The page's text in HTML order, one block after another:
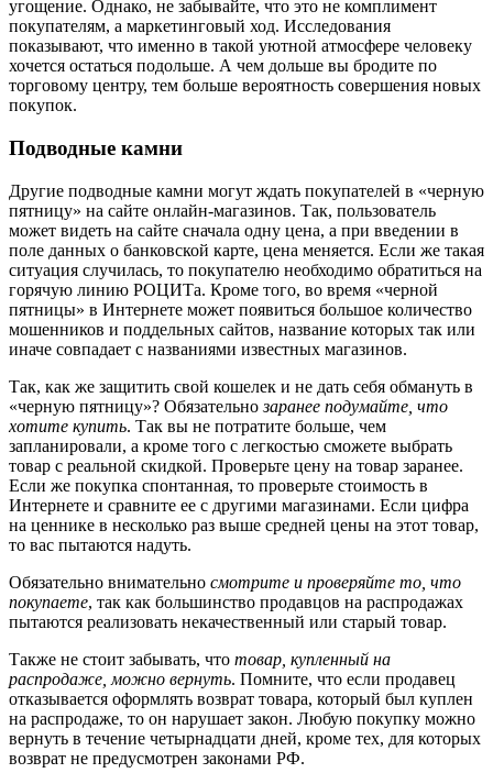
угощение. Однако, не забывайте, что это не комплимент
покупателям, а маркетинговый ход. Исследования
показывают, что именно в такой уютной атмосфере человеку
хочется остаться подольше. А чем дольше вы бродите по
торговому центру, тем больше вероятность совершения новых
покупок.
Подводные камни
Другие подводные камни могут ждать покупателей в «черную
пятницу» на сайте онлайн-магазинов. Так, пользователь
может видеть на сайте сначала одну цена, а при введении в
поле данных о банковской карте, цена меняется. Если же такая
ситуация случилась, то покупателю необходимо обратиться на
горячую линию РОЦИТа. Кроме того, во время «черной
пятницы» в Интернете может появиться большое количество
мошенников и поддельных сайтов, название которых так или
иначе совпадает с названиями известных магазинов.
Так, как же защитить свой кошелек и не дать себя обмануть в
«черную пятницу»? Обязательнозаранее подумайте, что
хотите купить. Так вы не потратите больше, чем
запланировали, а кроме того с легкостью сможете выбрать
товар с реальной скидкой. Проверьте цену на товар заранее.
Если же покупка спонтанная, то проверьте стоимость в
Интернете и сравните ее с другими магазинами. Если цифра
на ценнике в несколько раз выше средней цены на этот товар,
то вас пытаются надуть.
Обязательно внимательно смотрите и проверяйте то, что
покупаете, так как большинство продавцов на распродажах
пытаются реализовать некачественный или старый товар.
Также не стоит забывать, что товар, купленный на
распродаже, можно вернуть. Помните, что если продавец
отказывается оформлять возврат товара, который был куплен
на распродаже, то он нарушает закон. Любую покупку можно
вернуть в течение четырнадцати дней, кроме тех, для которых
возврат не предусмотрен законами РФ.